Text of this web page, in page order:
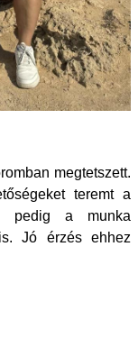
megtetszett.
teremt a
pedig a munka
Jó érzés ehhez